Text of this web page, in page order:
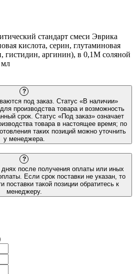
стандарт смеси Эврика
кислота, серин, глутаминовая
гистидин, аргинин), в 0,1М соляной
мл
?
под заказ. Статус «В наличии»
производства товара и возможность
срок. Статус «Под заказ» означает
товара в настоящее время; по
таких позиций можно уточнить
у менеджера.
?
днях после получения оплаты или иных
Если срок поставки не указан, то
поставки такой позиции обратитесь к
менеджеру.